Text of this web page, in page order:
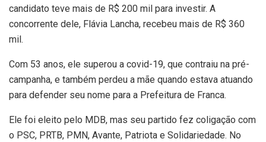
candidato teve mais de R$ 200 mil para investir. A
concorrente dele, Flávia Lancha, recebeu mais de R$ 360
mil.
Com 53 anos, ele superou a covid-19, que contraiu na pré-
campanha, e também perdeu a mãe quando estava atuando
para defender seu nome para a Prefeitura de Franca.
Ele foi eleito pelo MDB, mas seu partido fez coligação com
o PSC, PRTB, PMN, Avante, Patriota e Solidariedade. No